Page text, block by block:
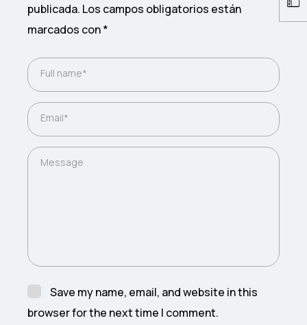
publicada. Los campos obligatorios están
marcados con*
Full name*
Email*
Message
Save my name, email, and website in this
browser for the next time I comment.